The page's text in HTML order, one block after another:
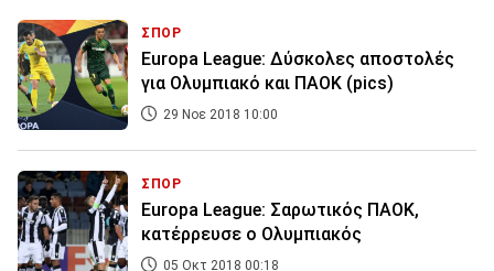
ΣΠΟΡ
Europa League: Δύσκολες αποστολές
για Ολυμπιακό και ΠΑΟΚ (pics)
29 Νοε 2018 10:00
ΣΠΟΡ
Europa League: Σαρωτικός ΠΑΟΚ,
κατέρρευσε ο Ολυμπιακός
05 Οκτ 2018 00:18